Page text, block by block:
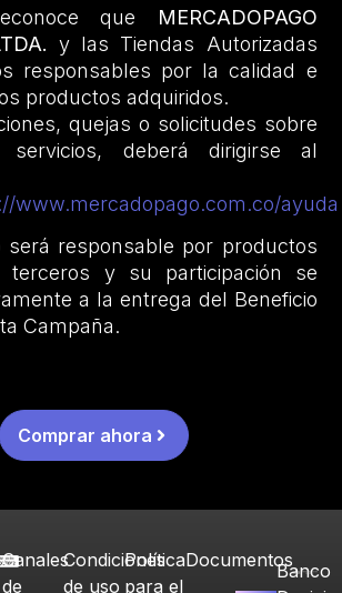
que
MERCADOPAGO
y las Tiendas Autorizadas
responsables por la calidad e
productos adquiridos.
quejas o solicitudes sobre
servicios, deberá dirigirse al
www.mercadopago.com.co/ayuda
será responsable por productos
terceros y su participación se
a la entrega del Beneficio
Campaña.
Comprar ahora
Canales
de
Condiciones
de uso
Política
para el
DocumentosBanco